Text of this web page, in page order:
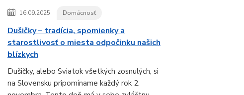
16.09.2025 Domácnosť
Dušičky – tradícia, spomienky a
starostlivosť o miesta odpočinku našich
blízkych
Dušičky, alebo Sviatok všetkých zosnulých, si
na Slovensku pripomíname každý rok 2.